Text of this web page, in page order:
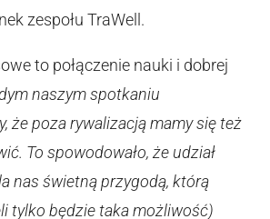
zespołu TraWell.
to połączenie nauki i dobrej
naszym spotkaniu
że poza rywalizacją mamy się też
To spowodowało, że udział
nas świetną przygodą, którą
tylko będzie taka możliwość)